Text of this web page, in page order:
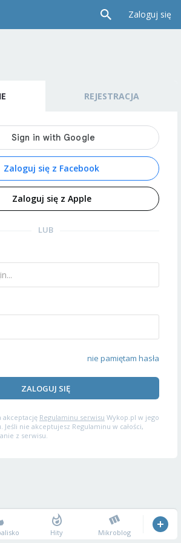
Zaloguj się
REJESTRACJA
Zaloguj się z Facebook
Zaloguj się z Apple
LUB
nie pamiętam hasła
ZALOGUJ SIĘ
akceptację Regulaminu serwisu Wykop.pl w jego
nie akceptujesz Regulaminu w całości,
z serwisu.
Hity Mikroblog